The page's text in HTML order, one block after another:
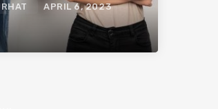
APRIL 6, 2023